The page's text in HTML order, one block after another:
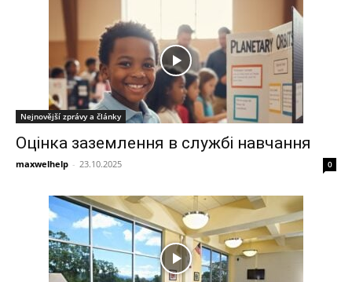
Nejnovější zprávy a články
Оцінка заземлення в службі навчання
maxwelhelp - 23.10.2025 0